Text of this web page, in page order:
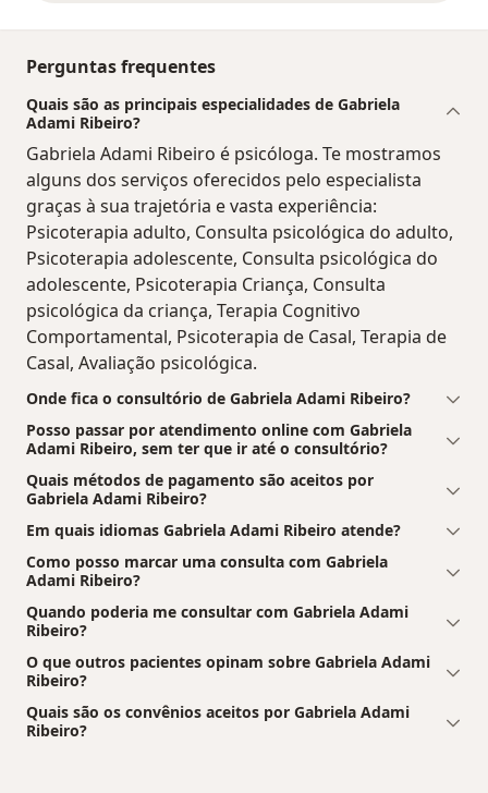
Perguntas frequentes
Quais são as principais especialidades de Gabriela
Adami Ribeiro?
Gabriela Adami Ribeiro é psicóloga. Te mostramos
alguns dos serviços oferecidos pelo especialista
graças à sua trajetória e vasta experiência:
Psicoterapia adulto, Consulta psicológica do adulto,
Psicoterapia adolescente, Consulta psicológica do
adolescente, Psicoterapia Criança, Consulta
psicológica da criança, Terapia Cognitivo
Comportamental, Psicoterapia de Casal, Terapia de
Casal, Avaliação psicológica.
Onde fica o consultório de Gabriela Adami Ribeiro?
Posso passar por atendimento online com Gabriela
Adami Ribeiro, sem ter que ir até o consultório?
Quais métodos de pagamento são aceitos por
Gabriela Adami Ribeiro?
Em quais idiomas Gabriela Adami Ribeiro atende?
Como posso marcar uma consulta com Gabriela
Adami Ribeiro?
Quando poderia me consultar com Gabriela Adami
Ribeiro?
O que outros pacientes opinam sobre Gabriela Adami
Ribeiro?
Quais são os convênios aceitos por Gabriela Adami
Ribeiro?